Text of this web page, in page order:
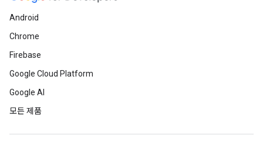
Android
Chrome
Firebase
Google Cloud Platform
Google AI
모든 제품